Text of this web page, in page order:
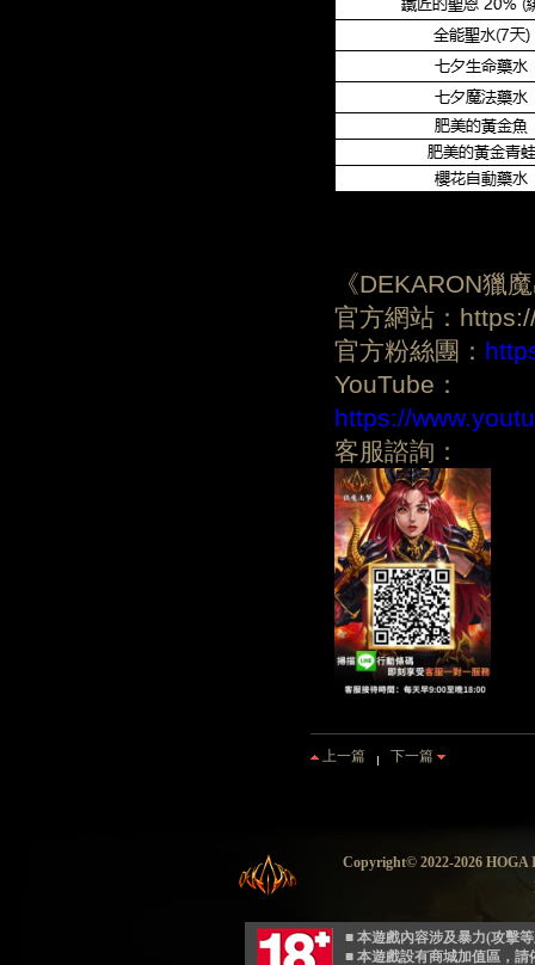
《DEKARON獵
官方網站：
官方粉絲團：
YouTube：
https://
客服諮詢：
上一篇 下一篇
Copyright© 2022-2026
■ 本遊戲內容涉及暴力(攻擊
■ 本遊戲設有商城加值區，